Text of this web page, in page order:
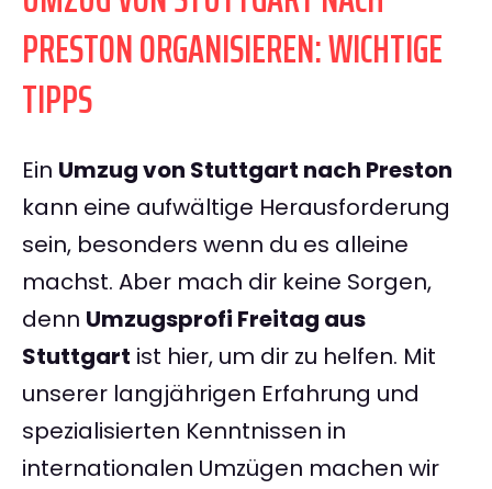
PRESTON ORGANISIEREN: WICHTIGE
TIPPS
Ein Umzug von Stuttgart nach Preston
kann eine aufwältige Herausforderung
sein, besonders wenn du es alleine
machst. Aber mach dir keine Sorgen,
denn Umzugsprofi Freitag aus
Stuttgart ist hier, um dir zu helfen. Mit
unserer langjährigen Erfahrung und
spezialisierten Kenntnissen in
internationalen Umzügen machen wir